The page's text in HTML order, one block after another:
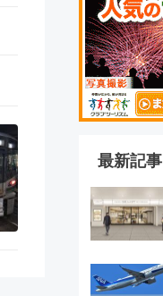
最新記事